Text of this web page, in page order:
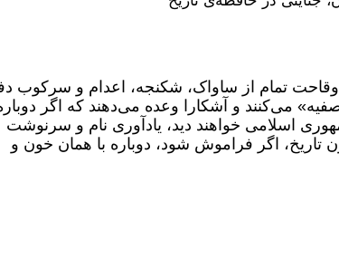
تمام از ساواک، شکنجه، اعدام و سرکوب
می‌کنند و آشکارا وعده می‌دهند که اگر
اسلامی خواهند دید، یادآوری نام و سرنوشت
اگر فراموش شود، دوباره با همان خون و